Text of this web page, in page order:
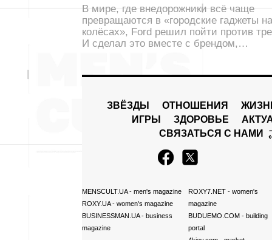
В мире, где внедорожники всё чаще
превращаются в «городские гаджеты на
колёсах», Ford решил пойти против
И сделал это вместе с брендом,…
ЗВЁЗДЫ ОТНОШЕНИЯ
ИГРЫ
ЗДОРОВЬЕ
СВЯЗАТЬСЯ С НАМИ
MENSCULT.UA- men's magazine
ROXY.UA- women's magazine
BUSINESSMAN.UA- business
magazine
ROXY7.NET- women's
magazine
BUDUEMO.COM- building
portal